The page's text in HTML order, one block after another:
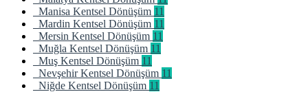
Manisa Kentsel Dönüşüm 11
Mardin Kentsel Dönüşüm 11
Mersin Kentsel Dönüşüm 11
Muğla Kentsel Dönüşüm 11
Muş Kentsel Dönüşüm 11
Nevşehir Kentsel Dönüşüm 11
Niğde Kentsel Dönüşüm 11